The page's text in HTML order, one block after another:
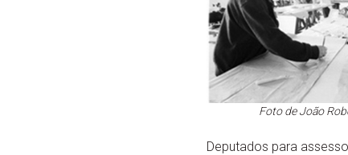
Foto de João
Deputados para